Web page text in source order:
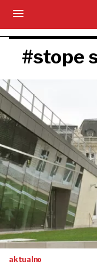
#stope
aktualno